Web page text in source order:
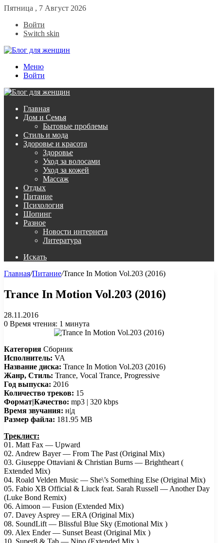
Пятница , 7 Август 2026
Войти
Switch skin
Меню
Войти
Главная
Дом и Семья
Бытовые проблемы
Стиль и мода
Здоровье и красота
Здоровье
Уход за волосами
Уход за кожей
Массаж
Отдых
Питание
Психология
Шопинг
Разное
Новости интернета
Литература
Искать
Главная/Питание/Trance In Motion Vol.203 (2016)
Trance In Motion Vol.203 (2016)
28.11.2016
0 Время чтения: 1 минута
Категория Сборник
Исполнитель: VA
Название диска: Trance In Motion Vol.203 (2016)
Жанр, Стиль: Trance, Vocal Trance, Progressive
Год выпуска: 2016
Количество треков: 15
Формат|Качество: mp3 | 320 kbps
Время звучания: н|д
Размер файла: 181.95 MB
Треклист:
01. Matt Fax — Upward
02. Andrew Bayer — From The Past (Original Mix)
03. Giuseppe Ottaviani & Christian Burns — Brightheart (
Extended Mix)
04. Roald Velden Music — She\’s Something Else (Original Mix)
05. Fabio XB Official & Liuck feat. Sarah Russell — Another Day
(Luke Bond Remix)
06. Aimoon — Fusion (Extended Mix)
07. Davey Asprey — ERA (Original Mix)
08. SoundLift — Blissful Blue Sky (Emotional Mix )
09. Alex Ender — Sunset Beast (Original Mix )
10. Super8 & Tab — Nino (Extended Mix )